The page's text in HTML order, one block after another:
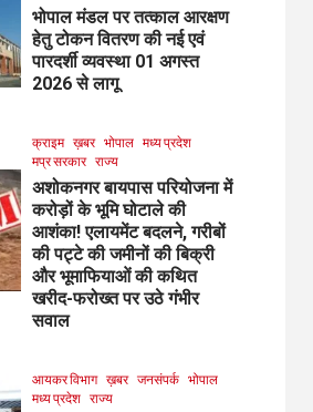
भोपाल मंडल पर तत्काल आरक्षण
हेतु टोकन वितरण की नई एवं
पारदर्शी व्यवस्था 01 अगस्त
2026 से लागू
क्राइम ख़बर भोपाल मध्य प्रदेश
मप्र सरकार राज्य
अशोकनगर बायपास परियोजना में
करोड़ों के भूमि घोटाले की
आशंका! एलायमेंट बदलने, गरीबों
की पट्टे की जमीनों की बिक्री
और भूमाफियाओं की कथित
खरीद-फरोख्त पर उठे गंभीर
सवाल
आयकर विभाग ख़बर जनसंपर्क भोपाल
मध्य प्रदेश राज्य